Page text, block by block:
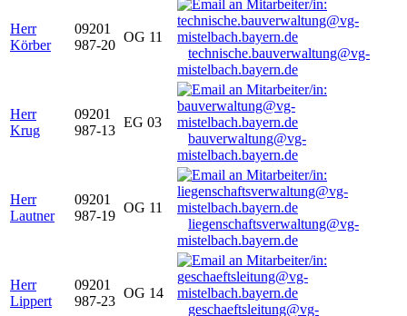
Herr
Körber
09201
987-20
OG 11
technische.bauverwaltung@vg-
mistelbach.bayern.de
Herr
Krug
09201
987-13
EG 03
bauverwaltung@vg-
mistelbach.bayern.de
Herr
Lautner
09201
987-19
OG 11
liegenschaftsverwaltung@vg-
mistelbach.bayern.de
Herr
Lippert
09201
987-23
OG 14
geschaeftsleitung@vg-